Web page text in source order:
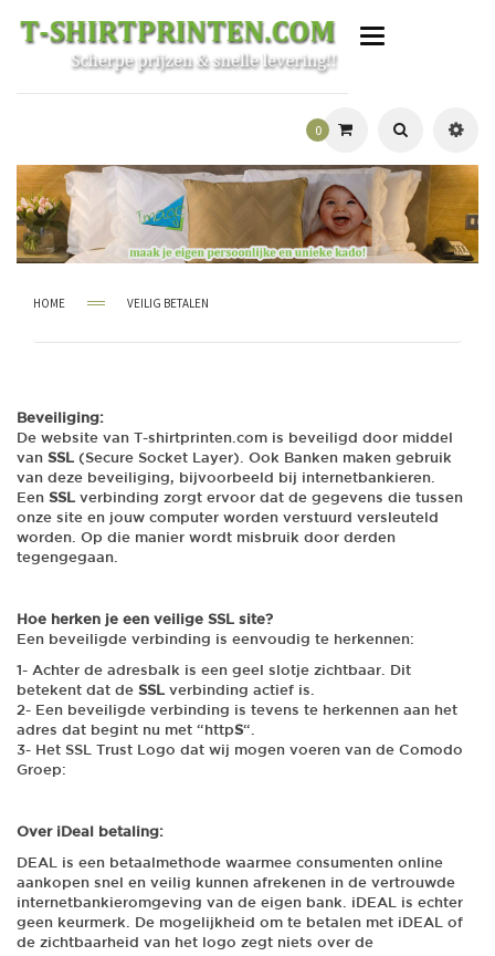
T
a
g
a
0
HOME VEILIG BETALEN
Beveiliging:
De website van T-shirtprinten.com is beveiligd door middel
van SSL (Secure Socket Layer). Ook Banken maken gebruik
van deze beveiliging, bijvoorbeeld bij internetbankieren.
Een SSL verbinding zorgt ervoor dat de gegevens die tussen
onze site en jouw computer worden verstuurd versleuteld
worden. Op die manier wordt misbruik door derden
tegengegaan.
Hoe herken je een veilige SSL site?
Een beveiligde verbinding is eenvoudig te herkennen:
1- Achter de adresbalk is een geel slotje zichtbaar. Dit
betekent dat de SSL verbinding actief is.
2- Een beveiligde verbinding is tevens te herkennen aan het
adres dat begint nu met “httpS“.
3- Het SSL Trust Logo dat wij mogen voeren van de Comodo
Groep:
Over iDeal betaling:
DEAL is een betaalmethode waarmee consumenten online
aankopen snel en veilig kunnen afrekenen in de vertrouwde
internetbankieromgeving van de eigen bank. iDEAL is echter
geen keurmerk. De mogelijkheid om te betalen met iDEAL of
de zichtbaarheid van het logo zegt niets over de